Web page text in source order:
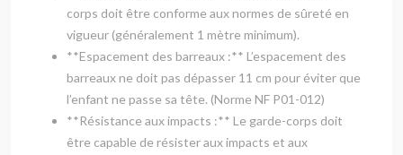
corps doit être conforme aux normes de sûreté en
vigueur (généralement 1 mètre minimum).
**Espacement des barreaux :** L’espacement des
barreaux ne doit pas dépasser 11 cm pour éviter que
l’enfant ne passe sa tête. (Norme NF P01-012)
**Résistance aux impacts :** Le garde-corps doit
être capable de résister aux impacts et aux